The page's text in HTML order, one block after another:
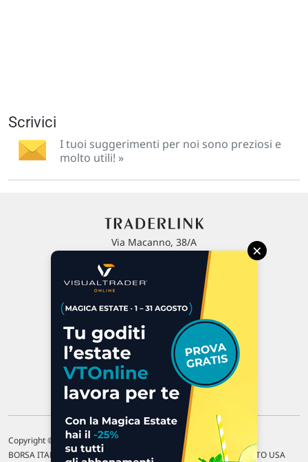
Scrivici
I tuoi suggerimenti per noi sono preziosi e
molto utili! »
Via Macanno, 38/A
P.IVA 02 452 460 401
Chi siamo
Commenti e segnalazioni
Contattaci
Copyright © 1996-2026 Traderlink Italia s.r.l.
BORSA ITALIANA Quotazioni di borsa differite di 15 min. / MERCATO USA
×